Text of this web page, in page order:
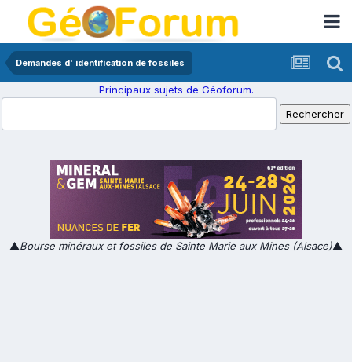
Demandes d' identification de fossiles
Principaux sujets de Géoforum.
▲Bourse minéraux et fossiles de Sainte Marie aux Mines (Alsace)▲